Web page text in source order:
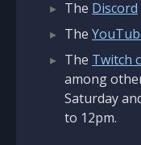
The Discord
The
The Twitch
among
Saturday
to 12pm.